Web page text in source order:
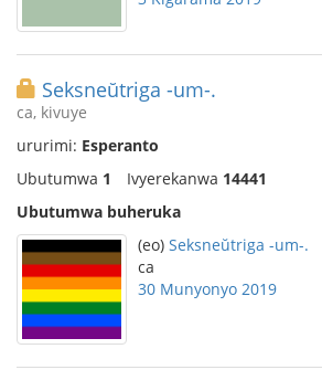
Seksneŭtriga -um-.
ca, kivuye
ururimi: Esperanto
Ubutumwa 1 Ivyerekanwa 14441
Ubutumwa buheruka
(eo) Seksneŭtriga -um-.
ca
30 Munyonyo 2019